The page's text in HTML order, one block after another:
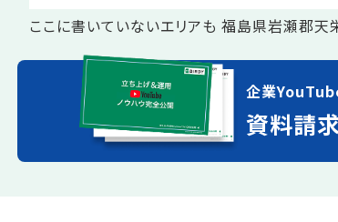
ここに書いていないエリアも 福島県岩瀬郡天
企業
資料請